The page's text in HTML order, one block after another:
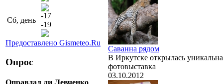
Сб, день
-17
-19
Предоставлено Gismeteo.Ru
Опрос
Оправдал ли Левченко
Саванна рядом
В Иркутске открылась
фотовыставка
03.10.2012